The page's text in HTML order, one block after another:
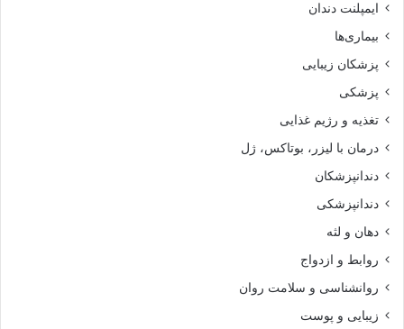
ایمپلنت دندان
بیماری‌ها
پزشکان زیبایی
پزشکی
تغذیه و رژیم غذایی
درمان با لیزر، بوتاکس، ژل
دندانپزشکان
دندانپزشکی
دهان و لثه
روابط و ازدواج
روانشناسی و سلامت روان
زیبایی و پوست